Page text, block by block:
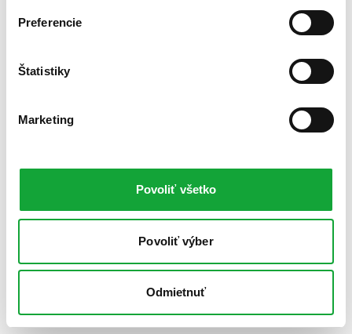
Preferencie
Štatistiky
Marketing
Povoliť všetko
Povoliť výber
Odmietnuť